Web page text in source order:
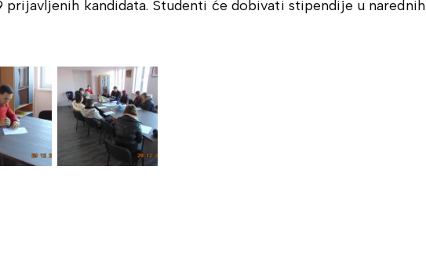
prijavljenih kandidata. Studenti će dobivati stipendije u narednih